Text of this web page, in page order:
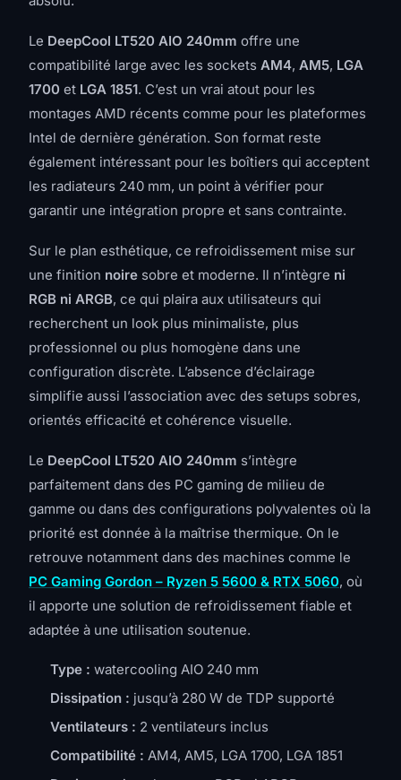
Le DeepCool LT520 AIO 240mm offre une
compatibilité large avec les sockets AM4, AM5, LGA
1700 et LGA 1851. C’est un vrai atout pour les
montages AMD récents comme pour les plateformes
Intel de dernière génération. Son format reste
également intéressant pour les boîtiers qui acceptent
les radiateurs 240 mm, un point à vérifier pour
garantir une intégration propre et sans contrainte.
Sur le plan esthétique, ce refroidissement mise sur
une finition noire sobre et moderne. Il n’intègre ni
RGB ni ARGB, ce qui plaira aux utilisateurs qui
recherchent un look plus minimaliste, plus
professionnel ou plus homogène dans une
configuration discrète. L’absence d’éclairage
simplifie aussi l’association avec des setups sobres,
orientés efficacité et cohérence visuelle.
Le DeepCool LT520 AIO 240mm s’intègre
parfaitement dans des PC gaming de milieu de
gamme ou dans des configurations polyvalentes où la
priorité est donnée à la maîtrise thermique. On le
retrouve notamment dans des machines comme le
PC Gaming Gordon – Ryzen 5 5600 & RTX 5060, où
il apporte une solution de refroidissement fiable et
adaptée à une utilisation soutenue.
Type : watercooling AIO 240 mm
Dissipation : jusqu’à 280 W de TDP supporté
Ventilateurs : 2 ventilateurs inclus
Compatibilité : AM4, AM5, LGA 1700, LGA 1851